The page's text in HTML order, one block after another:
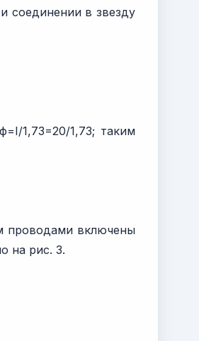
соединении в звезду
1,73=20/1,73; таким
проводами включены
на рис. 3.